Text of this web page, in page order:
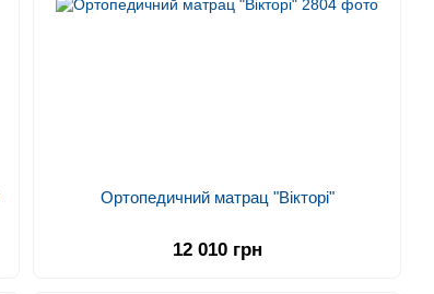
Ортопедичний матрац "Вікторі"
12 010 грн